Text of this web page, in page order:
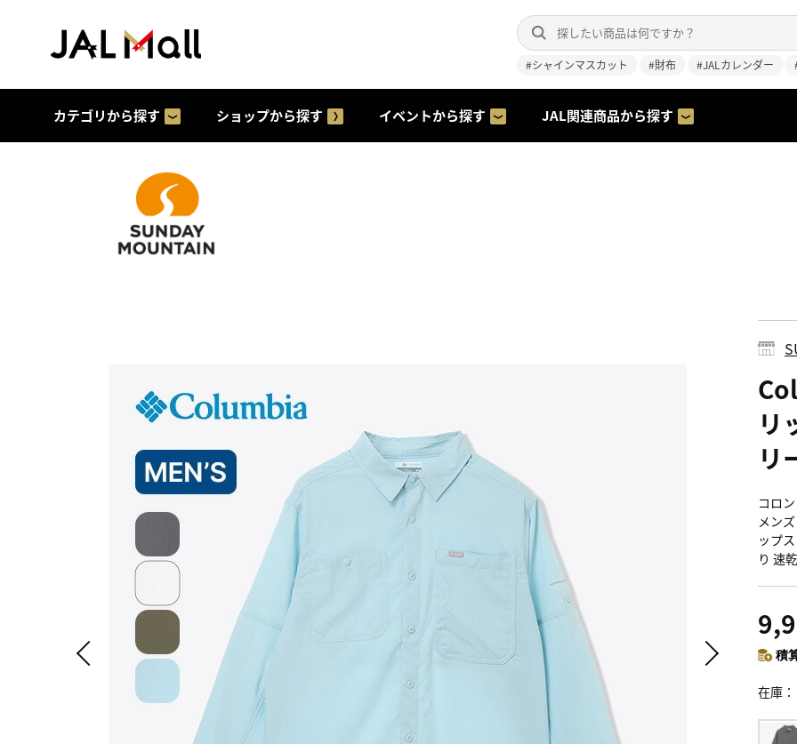
#シャインマスカット #財布 #JALカレンダー
カテゴリから探す ショップから探す イベントから探す JAL関連商品から探す
リ
リ
コロ
メン
ップ
り 速乾
積
在庫